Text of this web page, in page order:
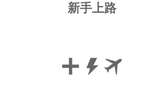
新手上路